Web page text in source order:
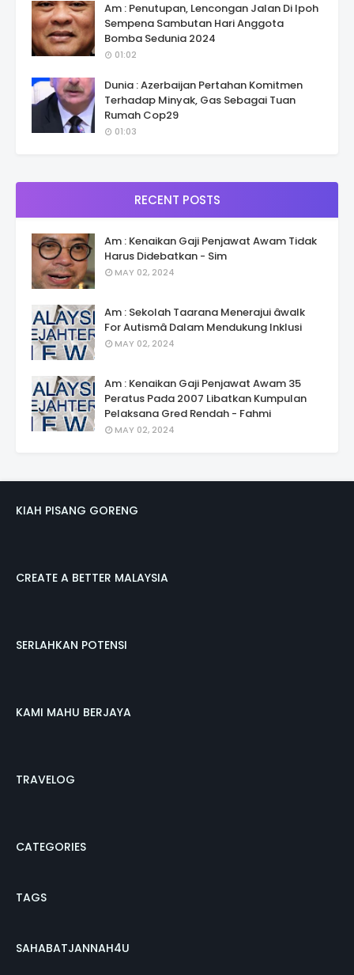
Am : Penutupan, Lencongan Jalan Di Ipoh
Sempena Sambutan Hari Anggota
Bomba Sedunia 2024
01:02
Dunia : Azerbaijan Pertahan Komitmen
Terhadap Minyak, Gas Sebagai Tuan
Rumah Cop29
01:03
RECENT POSTS
Am : Kenaikan Gaji Penjawat Awam Tidak
Harus Didebatkan - Sim
MAY 02, 2024
Am : Sekolah Taarana Menerajui âwalk
For Autismâ Dalam Mendukung Inklusi
MAY 02, 2024
Am : Kenaikan Gaji Penjawat Awam 35
Peratus Pada 2007 Libatkan Kumpulan
Pelaksana Gred Rendah - Fahmi
MAY 02, 2024
KIAH PISANG GORENG
CREATE A BETTER MALAYSIA
SERLAHKAN POTENSI
KAMI MAHU BERJAYA
TRAVELOG
CATEGORIES
TAGS
SAHABATJANNAH4U